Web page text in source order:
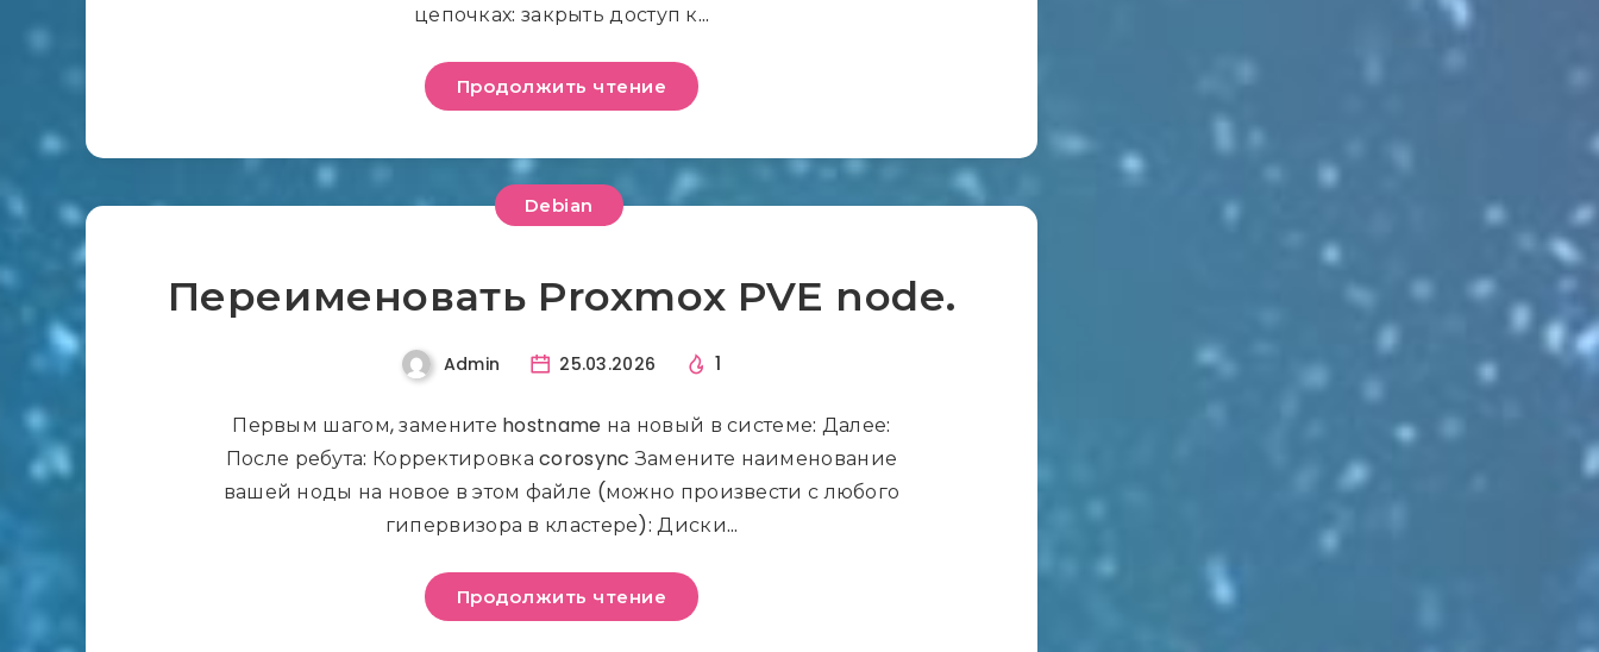
цепочках: закрыть доступ к…
Продолжить чтение
Debian
Переименовать Proxmox PVE node.
Admin 25.03.2026 1
Первым шагом, замените hostname на новый в системе: Далее:
После ребута: Корректировка corosync Замените наименование
вашей ноды на новое в этом файле (можно произвести с любого
гипервизора в кластере): Диски…
Продолжить чтение